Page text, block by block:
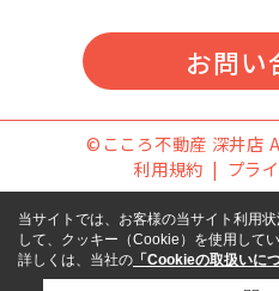
お問い
©こころ不動産 深井
利用規約
プラ
当サイトでは、お客様の当サイト利用
して、クッキー（Cookie）を使用してい
詳しくは、当社の 「Cookieの取扱いに